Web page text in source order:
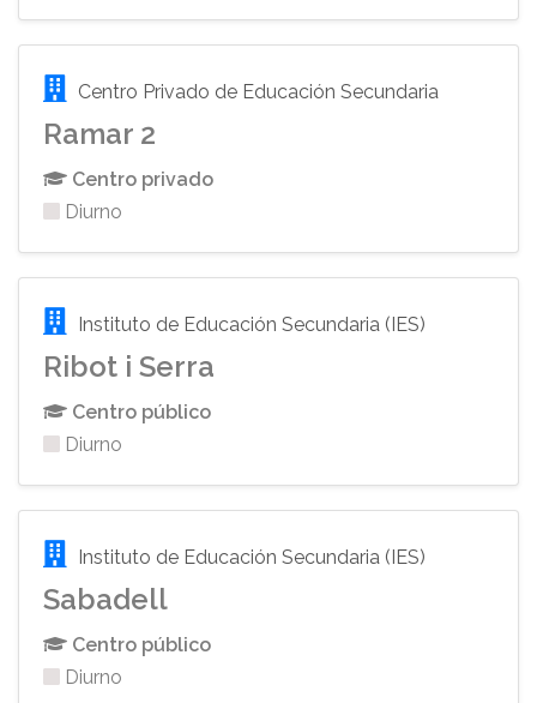
Centro Privado de Educación Secundaria
Ramar 2
Centro privado
Diurno
Instituto de Educación Secundaria (IES)
Ribot i Serra
Centro público
Diurno
Instituto de Educación Secundaria (IES)
Sabadell
Centro público
Diurno